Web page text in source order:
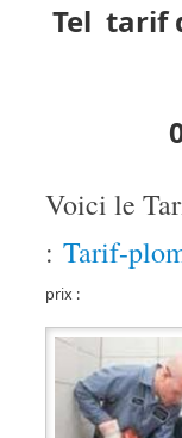
Tel tarif
Voici le
: Tarif-
prix :